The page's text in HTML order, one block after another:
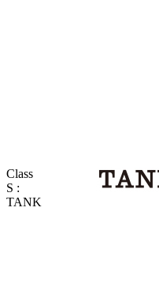
Class
S :
TANK